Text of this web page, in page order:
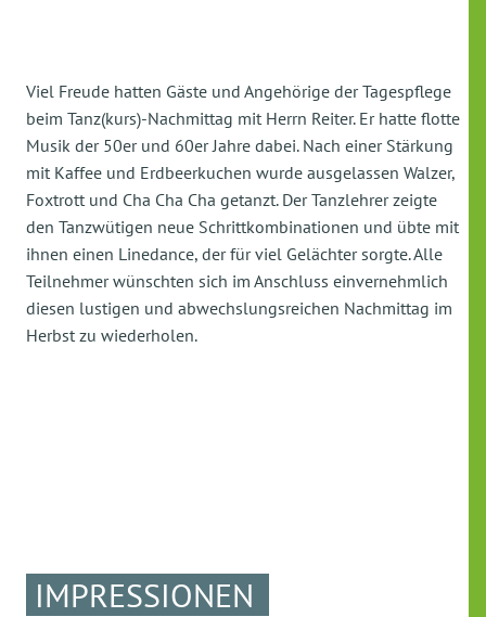
Viel Freude hatten Gäste und Angehörige der Tagespflege
beim Tanz(kurs)-Nachmittag mit Herrn Reiter. Er hatte flotte
Musik der 50er und 60er Jahre dabei. Nach einer Stärkung
mit Kaffee und Erdbeerkuchen wurde ausgelassen Walzer,
Foxtrott und Cha Cha Cha getanzt. Der Tanzlehrer zeigte
den Tanzwütigen neue Schrittkombinationen und übte mit
ihnen einen Linedance, der für viel Gelächter sorgte. Alle
Teilnehmer wünschten sich im Anschluss einvernehmlich
diesen lustigen und abwechslungsreichen Nachmittag im
Herbst zu wiederholen.
IMPRESSIONEN